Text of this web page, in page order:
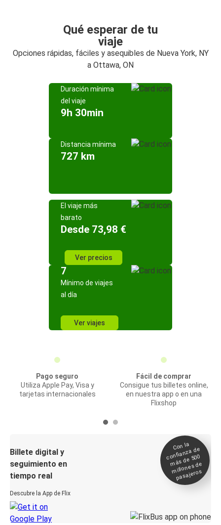
Qué esperar de tu
viaje
Opciones rápidas, fáciles y asequibles de Nueva York, NY
a Ottawa, ON
Duración mínima
del viaje
9h 30min
Distancia mínima
727 km
El viaje más
barato
Desde 73,98 €
Ver precios
7
Mínimo de viajes
al día
Ver viajes
Pago seguro
Utiliza Apple Pay, Visa y
tarjetas internacionales
Fácil de comprar
Consigue tus billetes online,
en nuestra app o en una
Flixshop
Billete digital y
seguimiento en
tiempo real
Descubre la App de Flix
Con la
confianza de
más de 500
millones de
pasajeros